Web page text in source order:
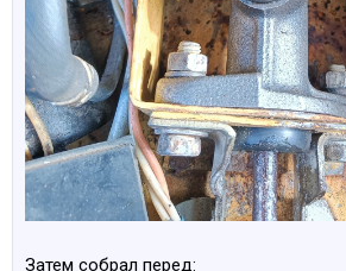
Затем собрал перед: